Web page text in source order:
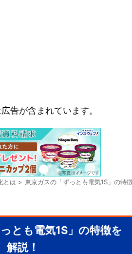
告が含まれています。
とは > 東京ガスの「ずっとも電気1S」の特
とも電気1S」の特徴を
解説！